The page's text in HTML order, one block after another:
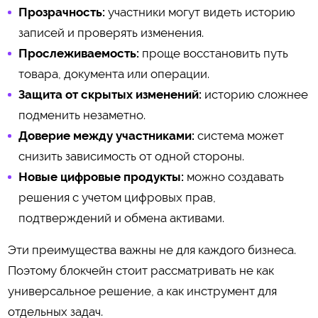
Прозрачность: участники могут видеть историю
записей и проверять изменения.
Прослеживаемость: проще восстановить путь
товара, документа или операции.
Защита от скрытых изменений: историю сложнее
подменить незаметно.
Доверие между участниками: система может
снизить зависимость от одной стороны.
Новые цифровые продукты: можно создавать
решения с учетом цифровых прав,
подтверждений и обмена активами.
Эти преимущества важны не для каждого бизнеса.
Поэтому блокчейн стоит рассматривать не как
универсальное решение, а как инструмент для
отдельных задач.